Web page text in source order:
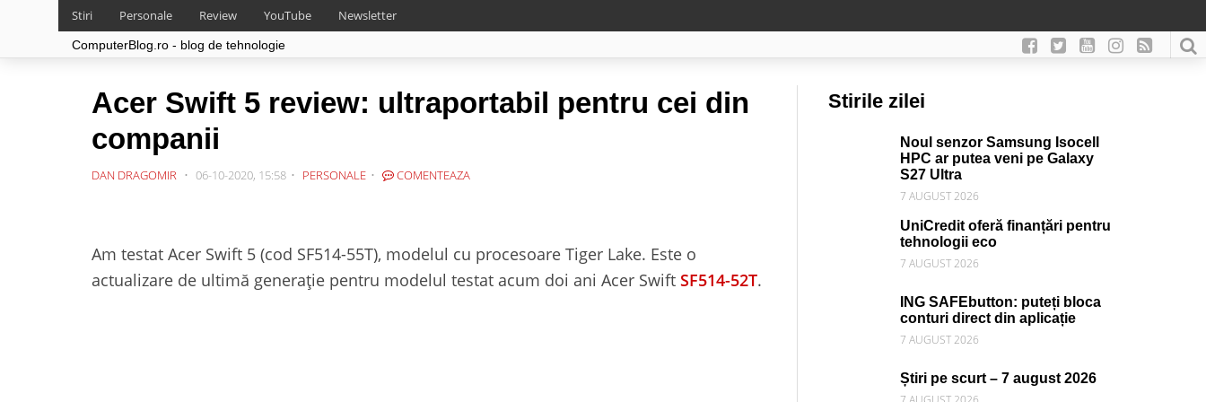
Stiri Personale Review YouTube Newsletter
ComputerBlog.ro - blog de tehnologie
Acer Swift 5 review: ultraportabil pentru cei din
companii
DAN DRAGOMIR 06-10-2020, 15:58 PERSONALE COMENTEAZA
Am testat Acer Swift 5 (cod SF514-55T), modelul cu procesoare Tiger Lake. Este o
actualizare de ultimă generație pentru modelul testat acum doi ani Acer Swift SF514-52T.
Stirile zilei
Noul senzor Samsung Isocell
HPC ar putea veni pe Galaxy
S27 Ultra
7 AUGUST 2026
UniCredit oferă finanțări pentru
tehnologii eco
7 AUGUST 2026
ING SAFEbutton: puteți bloca
conturi direct din aplicație
7 AUGUST 2026
Știri pe scurt – 7 august 2026